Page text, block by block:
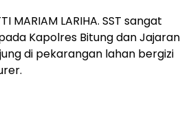
MARIAM LARIHA. SST sangat
Kapolres Bitung dan Jajaran
di pekarangan lahan bergizi